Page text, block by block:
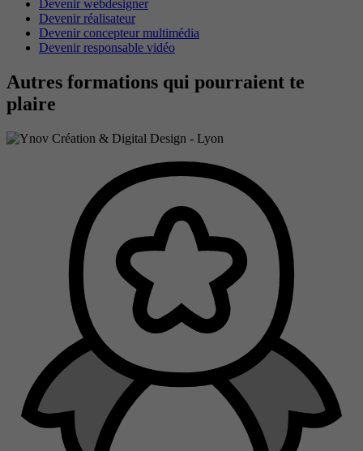
Devenir webdesigner
Devenir réalisateur
Devenir concepteur multimédia
Devenir responsable vidéo
Autres formations qui pourraient te
plaire